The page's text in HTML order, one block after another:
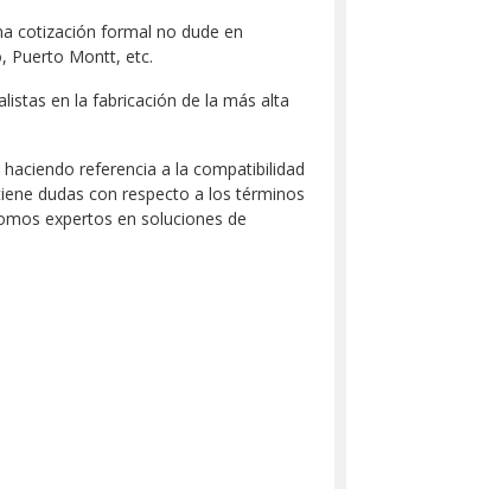
cotización formal no dude en
Puerto Montt, etc.
en la fabricación de la más alta
referencia a la compatibilidad
dudas con respecto a los términos
expertos en soluciones de